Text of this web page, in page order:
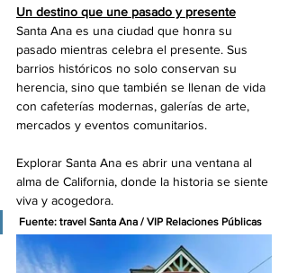
Un destino que une pasado y presente
Santa Ana es una ciudad que honra su
pasado mientras celebra el presente. Sus
barrios históricos no solo conservan su
herencia, sino que también se llenan de vida
con cafeterías modernas, galerías de arte,
mercados y eventos comunitarios.
Explorar Santa Ana es abrir una ventana al
alma de California, donde la historia se siente
viva y acogedora.
Fuente: travel Santa Ana / VIP Relaciones Públicas